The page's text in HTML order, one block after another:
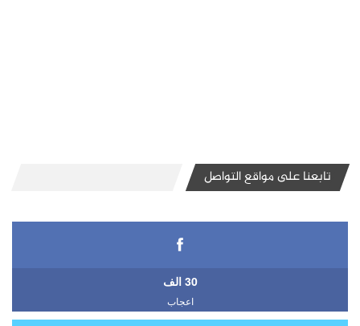
تابعنا على مواقع التواصل
30 الف
اعجاب